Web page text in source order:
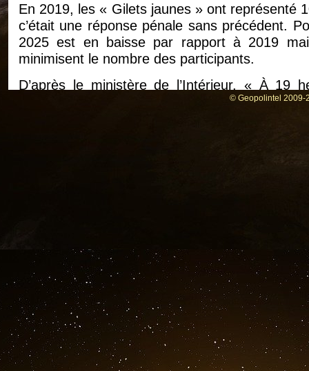
En 2019, les « Gilets jaunes » ont représenté
c’était une réponse pénale sans précédent.
2025 est en baisse par rapport à 2019
minimisent le nombre des participants.
D’après le ministère de l’Intérieur, « À 19
actions, dont 596 rassemblements et 253
C’est la deuxième fois que le groupe LFI de
d’Emmanuel Macron.
L’idée consiste à remettre en cause la
irresponsabilité de la gestion du budget de
Cette gestion abusive de la dette pour faire
détourner de l’argent des Français au
de la République macroniste.
© Geopolintel 2009-